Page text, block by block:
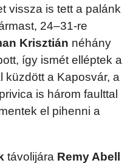
vissza is tett a palánk
24–31-re
Krisztián néhány
így ismét elléptek a
küzdött a Kaposvár, a
is három faulttal
el pihenni a
távolijára Remy Abell